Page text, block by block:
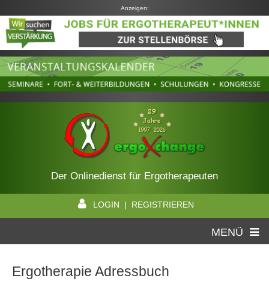
Anzeigen:
Der Onlinedienst für Ergotherapeuten
LOGIN | REGISTRIEREN
MENÜ
Ergotherapie Adressbuch